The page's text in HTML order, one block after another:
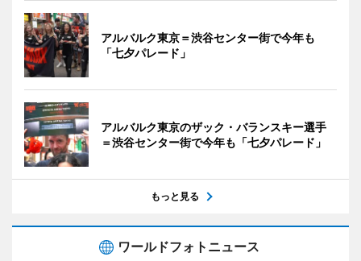
アルバルク東京＝渋谷センター街で今年も
「七夕パレード」
アルバルク東京のザック・バランスキー選手
＝渋谷センター街で今年も「七夕パレード」
もっと見る
ワールドフォトニュース